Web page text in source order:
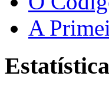
A
Estatística